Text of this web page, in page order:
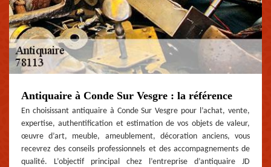
Antiquaire à Conde Sur Vesgre : la référence
En choisissant antiquaire à Conde Sur Vesgre pour l’achat, vente,
expertise, authentification et estimation de vos objets de valeur,
œuvre d’art, meuble, ameublement, décoration anciens, vous
recevrez des conseils professionnels et des accompagnements de
qualité. L’objectif principal chez l’entreprise d’antiquaire JD